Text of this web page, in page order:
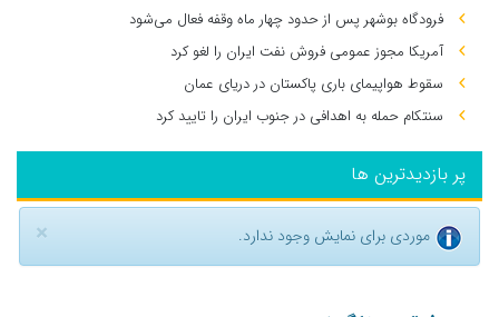
فرودگاه بوشهر پس از حدود چهار ماه وقفه فعال می‌شود
آمریکا مجوز عمومی فروش نفت ایران را لغو کرد
سقوط هواپیمای باری پاکستان در دریای عمان
سنتکام حمله به اهدافی در جنوب ایران را تایید کرد
پر بازدیدترین ها
× موردی برای نمایش وجود ندارد.